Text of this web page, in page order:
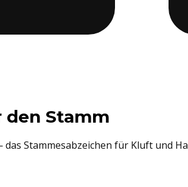
den Stamm
Stammesabzeichen für Kluft und